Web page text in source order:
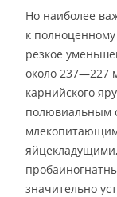
Но наиболее
к
резкое
около 237―227
карнийского
полювиальным
значительно